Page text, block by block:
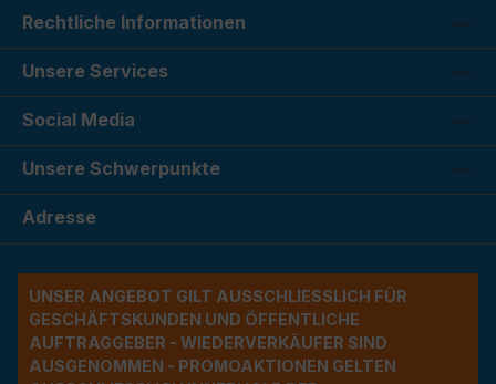
Rechtliche Informationen
Unsere Services
Social Media
Unsere Schwerpunkte
Adresse
UNSER ANGEBOT GILT AUSSCHLIESSLICH FÜR G
ESCHÄFTSKUNDEN UND ÖFFENTLICHE A
UFTRAGGEBER - WIEDERVERKÄUFER SIND A
USGENOMMEN - PROMOAKTIONEN GELTEN A